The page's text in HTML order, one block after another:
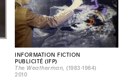
INFORMATION FICTION
PUBLICITÉ (IFP)
The Weatherman , (1983-1984)
2010